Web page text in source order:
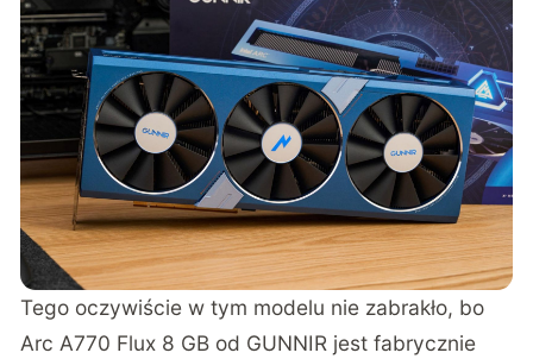
Tego oczywiście w tym modelu nie zabrakło, bo
Arc A770 Flux 8 GB od GUNNIR jest fabrycznie